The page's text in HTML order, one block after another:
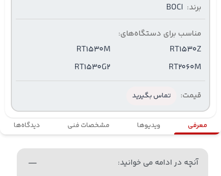
برند: BOCI
مناسب برای دستگاه‌های:
RT1530Z
RT1530M
RT2060M
RT1530G2
قیمت: تماس بگیرید
معرفی ویدیوها مشخصات فنی دیدگاه‌ها
آنچه در ادامه می خوانید: